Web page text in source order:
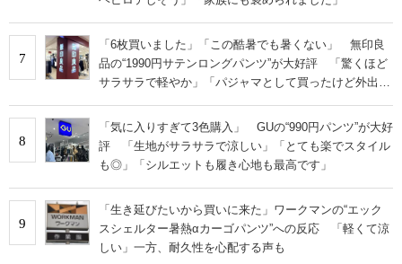
7
「6枚買いました」「この酷暑でも暑くない」 無印良
品の“1990円サテンロングパンツ”が大好評 「驚くほど
サラサラで軽やか」「パジャマとして買ったけど外出用
8
「気に入りすぎて3色購入」 GUの“990円パンツ”が大好
評 「生地がサラサラで涼しい」「とても楽でスタイル
も◎」「シルエットも履き心地も最高です」
9
「生き延びたいから買いに来た」ワークマンの“エック
スシェルター暑熱αカーゴパンツ”への反応 「軽くて涼
しい」一方、耐久性を心配する声も